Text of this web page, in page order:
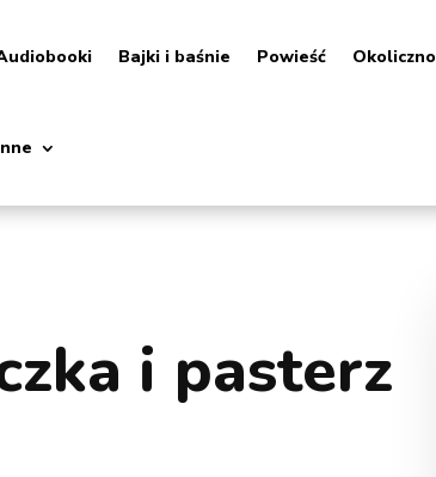
Bajki i baśnie Powieść
i pasterz